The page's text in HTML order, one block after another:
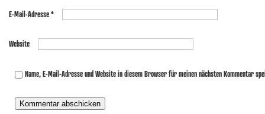
E-Mail-Adresse*
Website
Name, E-Mail-Adresse und Website in diesem Browser für meinen nächsten Kommentar